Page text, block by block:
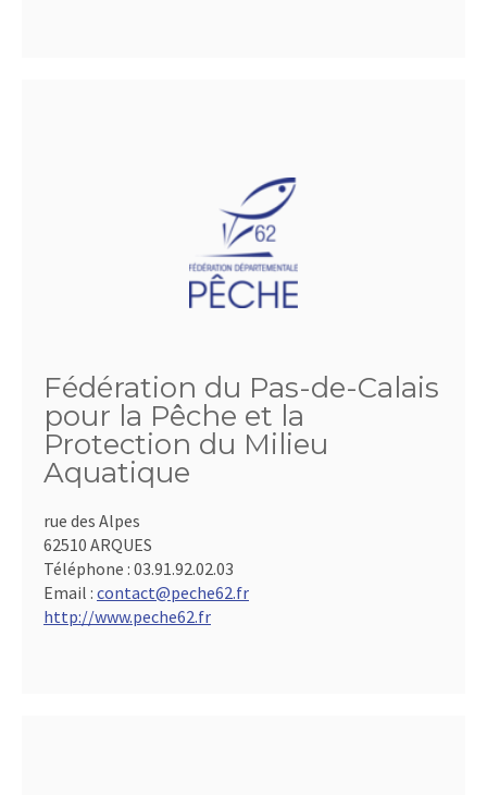
Fédération du Pas-de-Calais
pour la Pêche et la
Protection du Milieu
Aquatique
rue des Alpes
62510 ARQUES
Téléphone : 03.91.92.02.03
Email : contact@peche62.fr
http://www.peche62.fr